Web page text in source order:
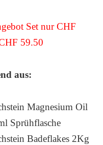
Set nur CHF
59.50
aus:
Magnesium Oil
Sprühflasche
Badeflakes 2Kg